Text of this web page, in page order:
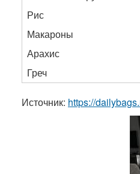
Рис
Макароны
Арахис
Греч
Источник: https://